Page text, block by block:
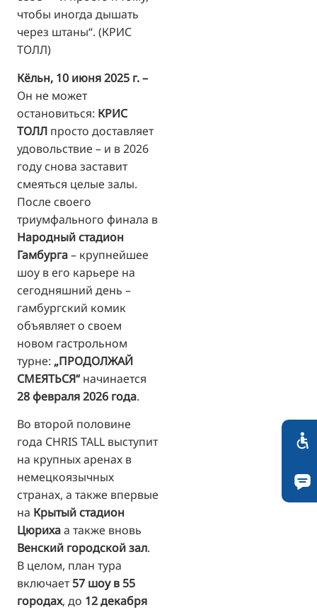
чтобы иногда дышать
через штаны“. (КРИС
ТОЛЛ)
Кёльн, 10 июня 2025 г. –
Он не может
остановиться: КРИС
ТОЛЛ просто доставляет
удовольствие – и в 2026
году снова заставит
смеяться целые залы.
После своего
триумфального финала в
Народный стадион
Гамбурга– крупнейшее
шоу в его карьере на
сегодняшний день –
гамбургский комик
объявляет о своем
новом гастрольном
турне: „ПРОДОЛЖАЙ
СМЕЯТЬСЯ“начинается
28 февраля 2026 года.
Во второй половине
года CHRIS TALL выступит
на крупных аренах в
немецкоязычных
странах, а также впервые
на Крытый стадион
Цюрихаа также вновь
Венский городской зал.
В целом, план тура
включает57 шоу в 55
городах, до 12 декабря